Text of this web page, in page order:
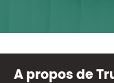
A propos de